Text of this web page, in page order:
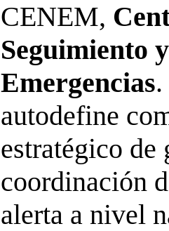
CENEM,
Seguimiento
Emergencias
autodefine
estratégico de
coordinación
alerta a nivel